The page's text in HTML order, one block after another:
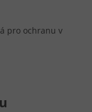
pro ochranu v